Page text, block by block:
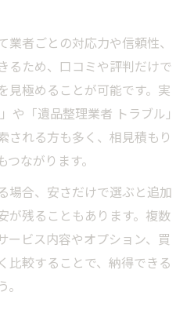
者ごとの対応力や信頼性、
るため、口コミや評判だけで
見極めることが可能です。実
や「遺品整理業者 トラブル」
される方も多く、相見積もり
ながります。
場合、安さだけで選ぶと追加
が残ることもあります。複数
ービス内容やオプション、買
比較することで、納得できる